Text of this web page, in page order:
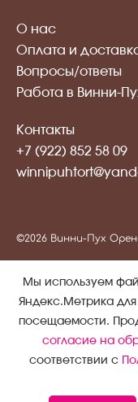
О нас
Оплата и
Вопросы/ответы
Работа в Винни-
Контакты
+7 (922) 852 58 09
©2026 Винни-Пух
Политика обработки
Согласие на
Согласие на
Создание сайта -
Мы используем
Яндекс.Метрика
посещаемости.
согласие на
соответствии с